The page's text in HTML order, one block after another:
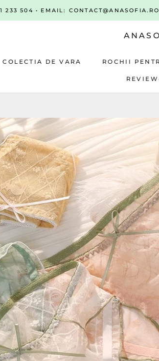
233 504 • EMAIL:
COLECTIA DE VARA ROCHII